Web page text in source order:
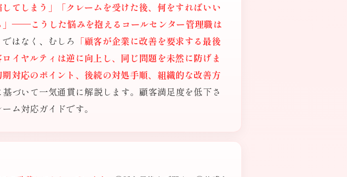
てしまう」「クレームを受けた後、何をすればいい
——こうした悩みを抱えるコールセンター管理職は
はなく、むしろ 「顧客が企業に改善を要求する最後
イヤルティは逆に向上し、同じ問題を未然に防げま
対応のポイント、後続の対処手順、組織的な改善方
基づいて一気通貫に解説します。顧客満足度を低下さ
ム対応ガイドです。